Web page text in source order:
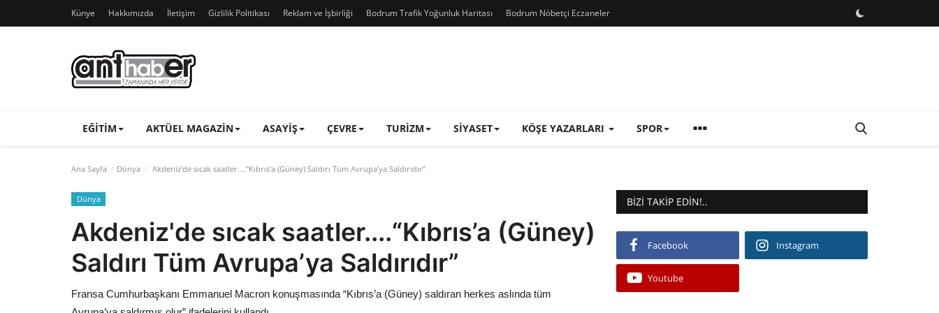
Künye Hakkımızda İletişim Gizlilik Politikası Reklam ve İşbirliği Bodrum Trafik Yoğunluk Haritası Bodrum Nöbetçi Eczaneler
EĞITIM AKTÜEL MAGAZIN ASAYIŞ ÇEVRE TURIZM SIYASET KÖŞE YAZARLARI SPOR
Ana Sayfa Dünya Akdeniz'de sıcak saatler....“Kıbrıs’a (Güney) Saldırı Tüm Avrupa’ya Saldırıdır”
Dünya
Akdeniz'de sıcak saatler....“Kıbrıs’a (Güney)
Saldırı Tüm Avrupa’ya Saldırıdır”
Fransa Cumhurbaşkanı Emmanuel Macron konuşmasında “Kıbrıs’a (Güney) saldıran herkes aslında tüm
BIZI TAKIP EDIN!..
Facebook Instagram
Youtube